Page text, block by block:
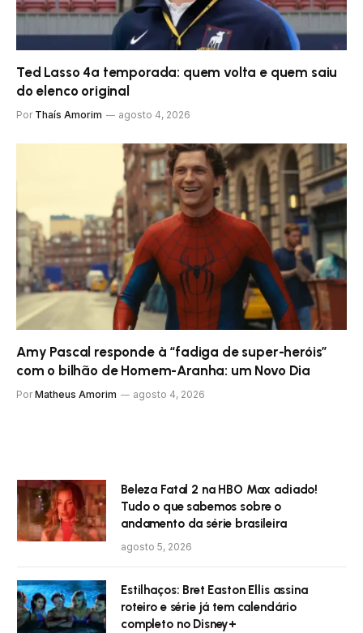
Ted Lasso 4ª temporada: quem volta e quem saiu
do elenco original
Por Thaís Amorim agosto 4, 2026
Amy Pascal responde à “fadiga de super-heróis”
com o bilhão de Homem-Aranha: um Novo Dia
Por Matheus Amorim agosto 4, 2026
Beleza Fatal 2 na HBO Max adiado!
Tudo o que sabemos sobre o
andamento da série brasileira
agosto 5, 2026
Estilhaços: Bret Easton Ellis assina
roteiro e série já tem calendário
completo no Disney+